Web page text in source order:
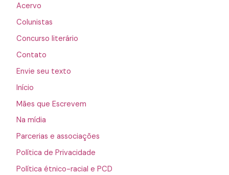
Acervo
Colunistas
Concurso literário
Contato
Envie seu texto
Início
Mães que Escrevem
Na mídia
Parcerias e associações
Política de Privacidade
Política étnico-racial e PCD